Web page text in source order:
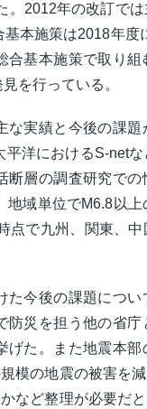
。2012年の改訂で
本施策は2018年度
合基本施策で取り
を行っている。
な実績と今後の課
洋におけるS-net
断層の調査研究で
域単位でM6.8以
点で九州、関東、
た今後の課題につ
防災を担う他の省
げた。また地震本
模の地震の被害を
など整理が必要だ